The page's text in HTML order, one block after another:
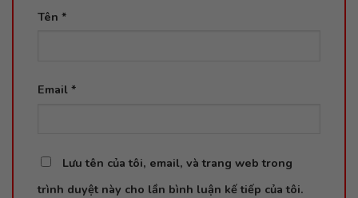
Tên *
Email *
Lưu tên của tôi, email, và trang web trong
trình duyệt này cho lần bình luận kế tiếp của tôi.